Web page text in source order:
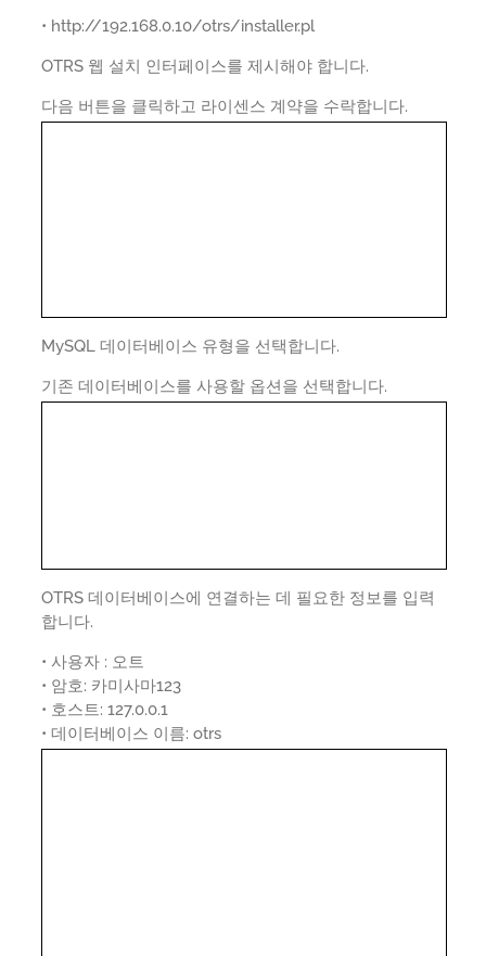
• http://192.168.0.10/otrs/installer.pl
OTRS 웹 설치 인터페이스를 제시해야 합니다.
다음 버튼을 클릭하고 라이센스 계약을 수락합니다.
MySQL 데이터베이스 유형을 선택합니다.
기존 데이터베이스를 사용할 옵션을 선택합니다.
OTRS 데이터베이스에 연결하는 데 필요한 정보를 입력
합니다.
• 사용자 : 오트
• 암호: 카미사마123
• 호스트: 127.0.0.1
• 데이터베이스 이름: otrs